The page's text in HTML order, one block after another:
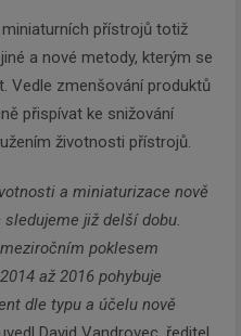
přístrojů totiž
a nové metody, kterým se
Vedle zmenšování produktů
přispívat ke snižování
životnosti přístrojů.
a miniaturizace nově
již delší dobu.
poklesem
až 2016 pohybuje
dle typu a účelu nově